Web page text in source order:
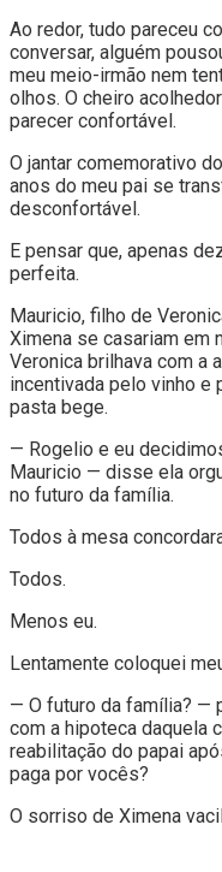
Ao redor, tudo pareceu
conversar, alguém
meu meio-irmão nem
olhos. O cheiro
parecer confortável.
O jantar comemorativo
anos do meu pai se
desconfortável.
E pensar que, apenas
perfeita.
Mauricio, filho de
Ximena se casariam em
Veronica brilhava com a
incentivada pelo vinho e
pasta bege.
— Rogelio e eu
Mauricio — disse ela
no futuro da família.
Todos à mesa
Todos.
Menos eu.
Lentamente coloquei
— O futuro da família? —
com a hipoteca daquela
reabilitação do papai
paga por vocês?
O sorriso de Ximena